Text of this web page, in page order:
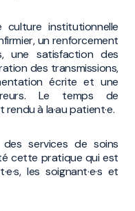
culture institutionnelle
un renforcement
une satisfaction des
des transmissions,
écrite et une
Le temps de
à la·au patient·e.
services de soins
cette pratique qui est
les soignant·e·s et